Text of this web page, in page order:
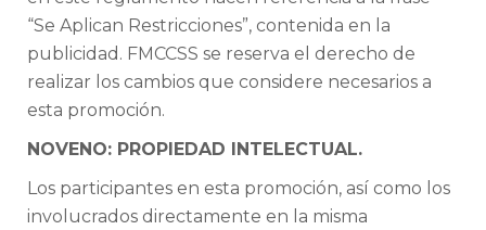
“Se Aplican Restricciones”, contenida en la
publicidad. FMCCSS se reserva el derecho de
realizar los cambios que considere necesarios a
esta promoción.
NOVENO: PROPIEDAD INTELECTUAL.
Los participantes en esta promoción, así como los
involucrados directamente en la misma